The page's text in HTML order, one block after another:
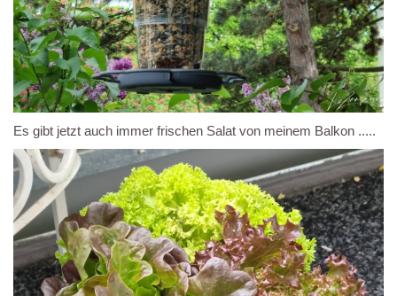
Es gibt jetzt auch immer frischen Salat von meinem Balkon .....